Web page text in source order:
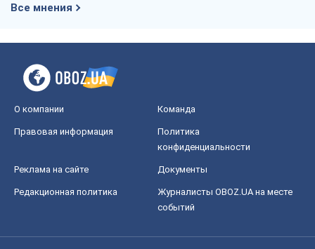
Все мнения
О компании Команда
Правовая информация
Политика
конфиденциальности
Реклама на сайте Документы
Редакционная политика
Журналисты OBOZ.UA на месте
событий